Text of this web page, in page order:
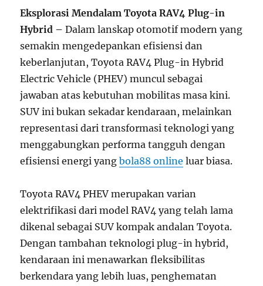
Eksplorasi Mendalam Toyota RAV4 Plug-in
Hybrid –Dalam lanskap otomotif modern yang
semakin mengedepankan efisiensi dan
keberlanjutan, Toyota RAV4 Plug-in Hybrid
Electric Vehicle (PHEV) muncul sebagai
jawaban atas kebutuhan mobilitas masa kini.
SUV ini bukan sekadar kendaraan, melainkan
representasi dari transformasi teknologi yang
menggabungkan performa tangguh dengan
efisiensi energi yangbola88 online luar biasa.
Toyota RAV4 PHEV merupakan varian
elektrifikasi dari model RAV4 yang telah lama
dikenal sebagai SUV kompak andalan Toyota.
Dengan tambahan teknologi plug-in hybrid,
kendaraan ini menawarkan fleksibilitas
berkendara yang lebih luas, penghematan